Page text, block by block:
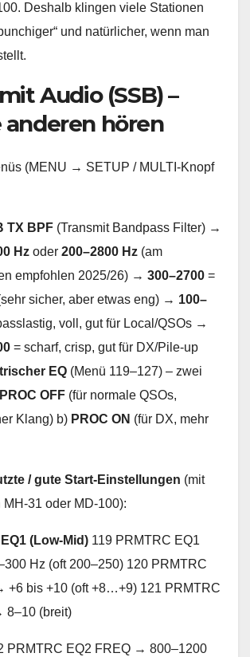
Deshalb klingen viele Stationen
und natürlicher, wenn man
Audio (SSB) –
anderen hören
(MENU → SETUP / MULTI-Knopf
TX BPF (Transmit Bandpass Filter) →
Hz oder 200–2800 Hz (am
empfohlen 2025/26) → 300–2700 =
sicher, aber etwas eng) → 100–
voll, gut für Local/QSOs →
= scharf, crisp, gut für DX/Pile-up
EQ (Menü 119–127) – zwei
PROC OFF (für normale QSOs,
Klang) b) PROC ON (für DX, mehr
/ gute Start-Einstellungen (mit
MH-31 oder MD-100):
(Low-Mid) 119 PRMTRC EQ1
Hz (oft 200–250) 120 PRMTRC
+6 bis +10 (oft +8…+9) 121 PRMTRC
8–10 (breit)
PRMTRC EQ2 FREQ → 800–1200